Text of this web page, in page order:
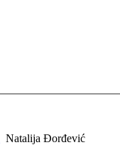
Natalija Đorđević